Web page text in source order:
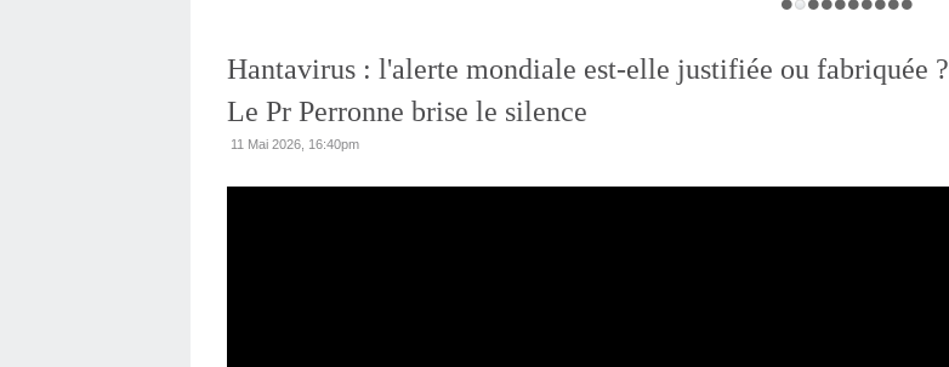
Hantavirus : l'alerte mondiale est-elle justifiée ou fabriquée ?
Le Pr Perronne brise le silence
11 Mai 2026, 16:40pm